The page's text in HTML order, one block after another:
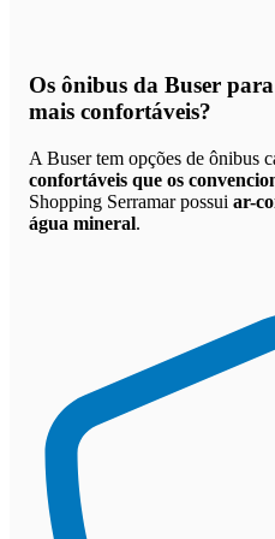
Os ônibus da Buser
mais confortáveis?
A Buser tem opções de ônibus
confortáveis que os
Shopping Serramar possui ar-
água mineral.